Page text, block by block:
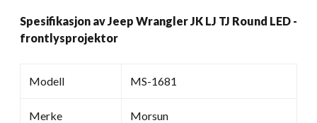
Spesifikasjon av Jeep Wrangler JK LJ TJ Round LED -
frontlysprojektor
Modell MS-1681
Merke Morsun